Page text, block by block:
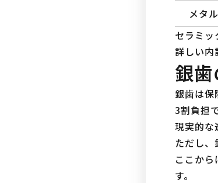
メタ
セラミッ
詳しい内
銀
銀歯は保
3割負担
現実的な
ただし、
ここか
す。